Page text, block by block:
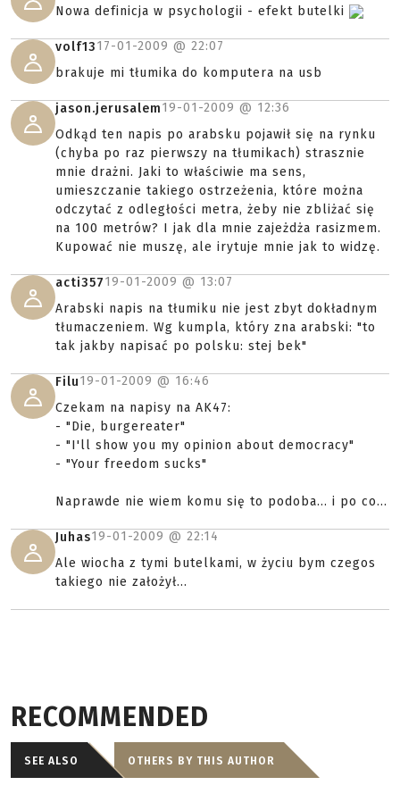
Nowa definicja w psychologii - efekt butelki
volf1317-01-2009 @ 22:07
brakuje mi tłumika do komputera na usb
jason.jerusalem19-01-2009 @ 12:36
Odkąd ten napis po arabsku pojawił się na rynku
(chyba po raz pierwszy na tłumikach) strasznie
mnie drażni. Jaki to właściwie ma sens,
umieszczanie takiego ostrzeżenia, które można
odczytać z odległości metra, żeby nie zbliżać się
na 100 metrów? I jak dla mnie zajeżdża rasizmem.
Kupować nie muszę, ale irytuje mnie jak to widzę.
acti35719-01-2009 @ 13:07
Arabski napis na tłumiku nie jest zbyt dokładnym
tłumaczeniem. Wg kumpla, który zna arabski: "to
tak jakby napisać po polsku: stej bek"
Filu19-01-2009 @ 16:46
Czekam na napisy na AK47:
- "Die, burgereater"
- "I'll show you my opinion about democracy"
- "Your freedom sucks"
Naprawde nie wiem komu się to podoba... i po co...
Juhas19-01-2009 @ 22:14
Ale wiocha z tymi butelkami, w życiu bym czegos
takiego nie założył...
RECOMMENDED
SEE ALSO OTHERS BY THIS AUTHOR